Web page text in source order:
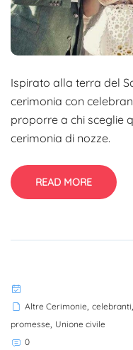
Ispirato alla terra del
cerimonia con
proporre a chi sceglie
cerimonia di nozze.
READ MORE
Altre Cerimonie, celebranti,
promesse, Unione civile
0